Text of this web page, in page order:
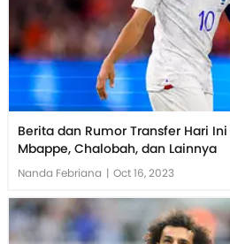
Berita dan Rumor Transfer Hari Ini
Mbappe, Chalobah, dan Lainnya
Nanda Febriana | Oct 16, 2023